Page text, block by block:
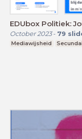
EDUbox Politiek:
October 2023- 79
Mediawijsheid